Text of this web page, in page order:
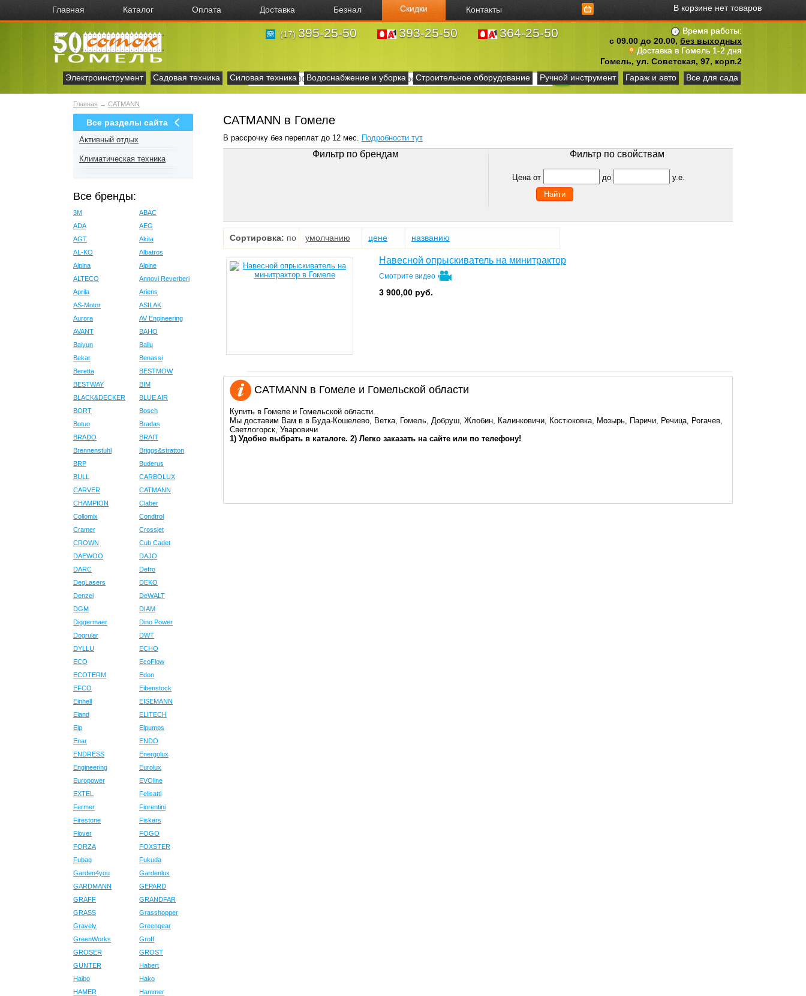
Главная Каталог Оплата Доставка Безнал Скидки Контакты В корзине нет товаров
Время работы:
с 09.00 до 20.00, без выходных
Доставка в Гомель 1-2 дня
Гомель, ул. Советская, 97, корп.2
(17) 395-25-50 393-25-50 364-25-50
Электроинструмент Садовая техника Силовая техника Водоснабжение и уборка Строительное оборудование Ручной инструмент Гараж и авто Все для сада
Главная → CATMANN
Все разделы сайта
Активный отдых
Климатическая техника
Все бренды:
3M
ABAC
ADA
AEG
AGT
Akita
AL-KO
Albatros
Alpina
Alpine
ALTECO
Annovi Reverberi
Aprila
Ariens
AS-Motor
ASILAK
Aurora
AV Engineering
AVANT
BAHO
Baiyun
Ballu
Bekar
Benassi
Beretta
BESTMOW
BESTWAY
BIM
BLACK&DECKER
BLUE AIR
BORT
Bosch
Botuo
Bradas
BRADO
BRAIT
Brennenstuhl
Briggs&stratton
BRP
Buderus
BULL
CARBOLUX
CARVER
CATMANN
CHAMPION
Claber
Collomix
Condtrol
Cramer
Crossjet
CROWN
Cub Cadet
DAEWOO
DAJO
DARC
Defro
DegLasers
DEKO
Denzel
DeWALT
DGM
DIAM
Diggermaer
Dino Power
Dogrular
DWT
DYLLU
ECHO
ECO
EcoFlow
ECOTERM
Edon
EFCO
Eibenstock
Einhell
EISEMANN
Eland
ELITECH
Elp
Elpumps
Enar
ENDO
ENDRESS
Energolux
Engineering
Eurolux
Europower
EVOline
EXTEL
Felisatti
Fermer
Fiorentini
Firestone
Fiskars
Flover
FOGO
FORZA
FOXSTER
Fubag
Fukuda
Garden4you
Gardenlux
GARDMANN
GEPARD
GRAFF
GRANDFAR
GRASS
Grasshopper
Gravely
Greengear
GreenWorks
Groff
GROSER
GROST
GUNTER
Habert
Haibo
Hako
HAMER
Hammer
CATMANN в Гомеле
В рассрочку без переплат до 12 мес. Подробности тут
Фильтр по брендам Фильтр по свойствам
Цена от до у.е.
Сортировка: по умолчанию цене названию
Навесной опрыскиватель на минитрактор
Смотрите видео
3 900,00 руб.
CATMANN в Гомеле и Гомельской области
Купить в Гомеле и Гомельской области.
Мы доставим Вам в в Буда-Кошелево, Ветка, Гомель, Добруш, Жлобин, Калинковичи, Костюковка, Мозырь, Паричи, Речица, Рогачев,
Светлогорск, Уваровичи
1) Удобно выбрать в каталоге. 2) Легко заказать на сайте или по телефону!